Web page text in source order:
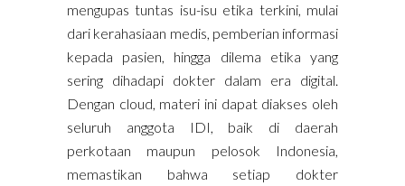
mengupas tuntas isu-isu etika terkini, mulai
dari kerahasiaan medis, pemberian informasi
kepada pasien, hingga dilema etika yang
sering dihadapi dokter dalam era digital.
Dengan cloud, materi ini dapat diakses oleh
seluruh anggota IDI, baik di daerah
perkotaan maupun pelosok Indonesia,
memastikan bahwa setiap dokter